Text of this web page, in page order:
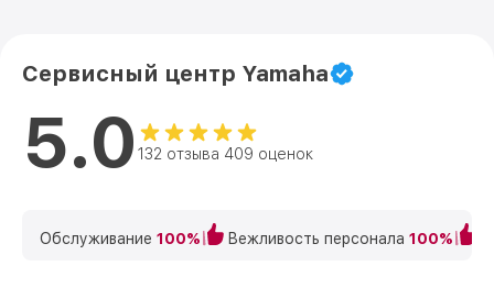
Сервисный центр Yamaha
5.0 132 отзыва 409 оценок
Обслуживание 100% Вежливость персонала 100%